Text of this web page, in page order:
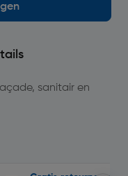
sanitair en